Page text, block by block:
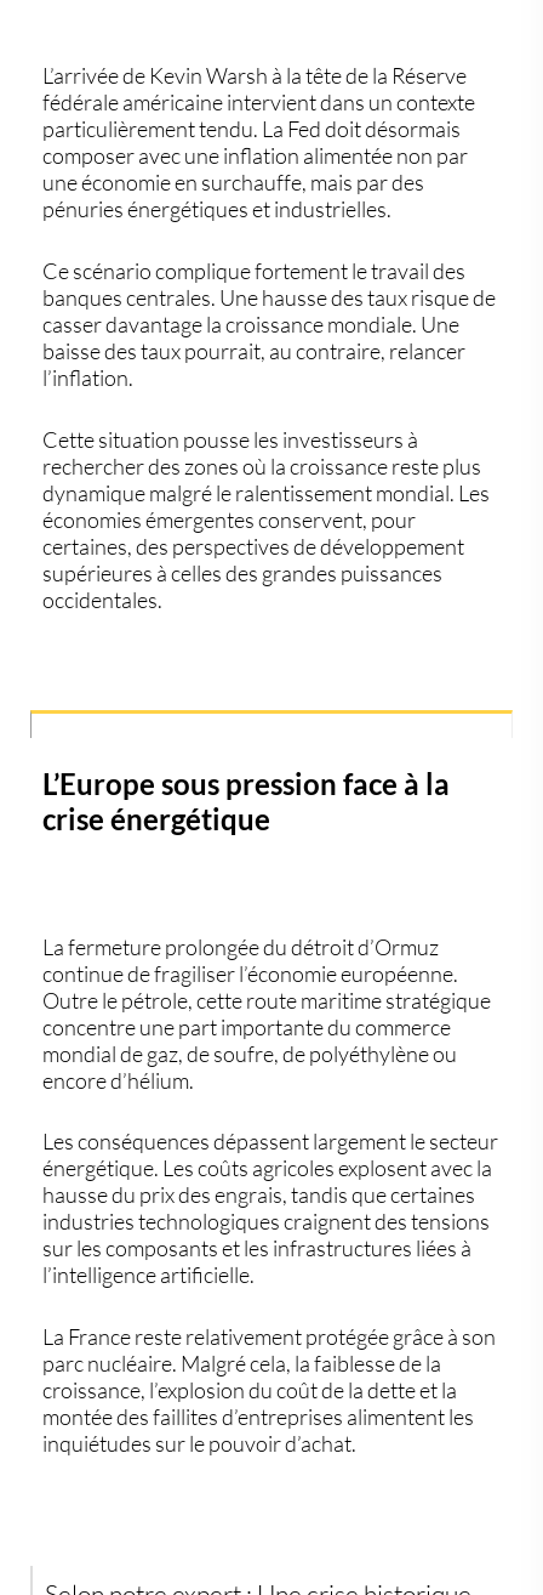
L’arrivée de Kevin Warsh à la tête de la Réserve
fédérale américaine intervient dans un contexte
particulièrement tendu. La Fed doit désormais
composer avec une inflation alimentée non par
une économie en surchauffe, mais par des
pénuries énergétiques et industrielles.
Ce scénario complique fortement le travail des
banques centrales. Une hausse des taux risque de
casser davantage la croissance mondiale. Une
baisse des taux pourrait, au contraire, relancer
l’inflation.
Cette situation pousse les investisseurs à
rechercher des zones où la croissance reste plus
dynamique malgré le ralentissement mondial. Les
économies émergentes conservent, pour
certaines, des perspectives de développement
supérieures à celles des grandes puissances
occidentales.
L’Europe sous pression face à la
crise énergétique
La fermeture prolongée du détroit d’Ormuz
continue de fragiliser l’économie européenne.
Outre le pétrole, cette route maritime stratégique
concentre une part importante du commerce
mondial de gaz, de soufre, de polyéthylène ou
encore d’hélium.
Les conséquences dépassent largement le secteur
énergétique. Les coûts agricoles explosent avec la
hausse du prix des engrais, tandis que certaines
industries technologiques craignent des tensions
sur les composants et les infrastructures liées à
l’intelligence artificielle.
La France reste relativement protégée grâce à son
parc nucléaire. Malgré cela, la faiblesse de la
croissance, l’explosion du coût de la dette et la
montée des faillites d’entreprises alimentent les
inquiétudes sur le pouvoir d’achat.